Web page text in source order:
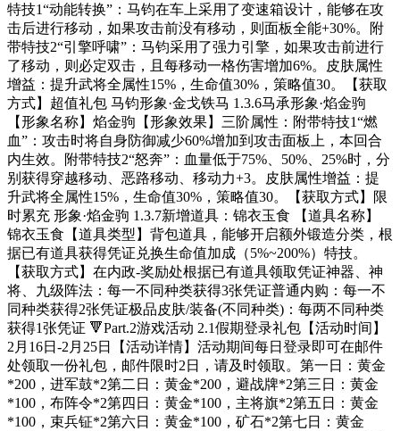
特技1“动能转换”：马钧在车上采用了变速箱设计，能够在攻
击后进行移动，如果攻击前没有移动，则面板全能+30%。附
带特技2“引擎呼啸”：马钧采用了强力引擎，如果攻击前进行
了移动，则必定双击，且每移动一格伤害增加6%。皮肤属性
增益：提升武将全属性15%，生命值30%，策略值30。【获取
方式】超值礼包 马钧形象·金戈铁马 1.3.6马承形象·焰金驹
【形象名称】焰金驹【形象效果】三阶属性：附带特技1“燃
血”：攻击时将自身防御减少60%增加到攻击面板上，本回合
内生效。附带特技2“怒奔”：血量低于75%、50%、25%时，分
别获得穿越移动、恶路移动、移动力+3。皮肤属性增益：提
升武将全属性15%，生命值30%，策略值30。【获取方式】限
时累充 形象·焰金驹 1.3.7新增道具：锦衣玉食 【道具名称】
锦衣玉食【道具类型】背包道具，能够开启额外锻造分类，根
据已有道具获得凭证兑换生命值加成（5%~200%）特技。
【获取方式】在内政-奖励处根据已有道具领取凭证神器、神
将、九级阵法：每一不同种类获得3张凭证普通内购：每一不
同种类获得2张凭证极品皮肤/装备(不同种类)：每两不同种类
获得1张凭证 🔻Part.2游戏活动 2.1假期登录礼包【活动时间】
2月16日-2月25日【活动详情】活动期间每日登录即可在邮件
处领取一份礼包，邮件限时2日，请及时领取。第一日：黄金
*200，进军鼓*2第二日：黄金*200，避战牌*2第三日：黄金
*100，布阵令*2第四日：黄金*100，主将旗*2第五日：黄金
*100，束兵钲*2第六日：黄金*100，矿石*2第七日：黄金